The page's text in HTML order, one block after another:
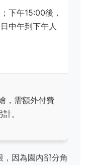
下午15:00後，
中午到下午人
，需額外付費
。
因為園內部分角